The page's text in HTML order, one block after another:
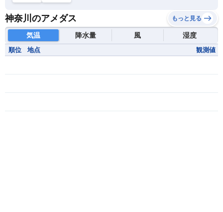
神奈川のアメダス もっと見る
気温 降水量 風 湿度
順位 地点 観測値